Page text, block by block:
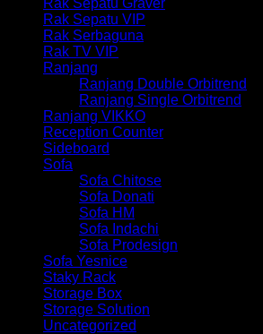
Rak Sepatu VIP
Rak Serbaguna
Rak TV VIP
Ranjang
Ranjang Double Orbitrend
Ranjang Single Orbitrend
Ranjang VIKKO
Reception Counter
Sideboard
Sofa
Sofa Chitose
Sofa Donati
Sofa HM
Sofa Indachi
Sofa Prodesign
Sofa Yesnice
Staky Rack
Storage Box
Storage Solution
Uncategorized